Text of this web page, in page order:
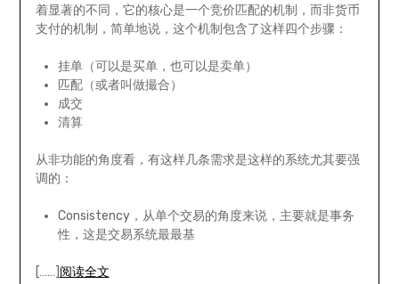
着显著的不同，它的核心是一个竞价匹配的机制，而非货币
支付的机制，简单地说，这个机制包含了这样四个步骤：
挂单（可以是买单，也可以是卖单）
匹配（或者叫做撮合）
成交
清算
从非功能的角度看，有这样几条需求是这样的系统尤其要强
调的：
Consistency，从单个交易的角度来说，主要就是事务
性，这是交易系统最最基
[……] 阅读全文